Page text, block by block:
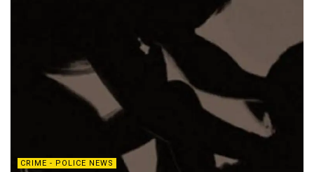
CRIME - POLICE NEWS